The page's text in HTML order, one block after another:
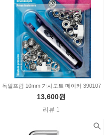
독일프림 10mm 가시도트 메이커 390107
13,600원
리뷰 1